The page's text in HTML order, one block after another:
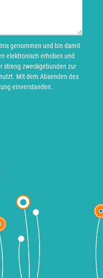
genommen und bin damit
elektronisch erhoben und
streng zweckgebunden zur
Mit dem Absenden des
einverstanden.